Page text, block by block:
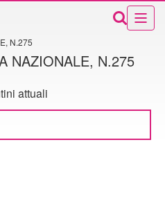
N.275
NAZIONALE, N.275
attuali